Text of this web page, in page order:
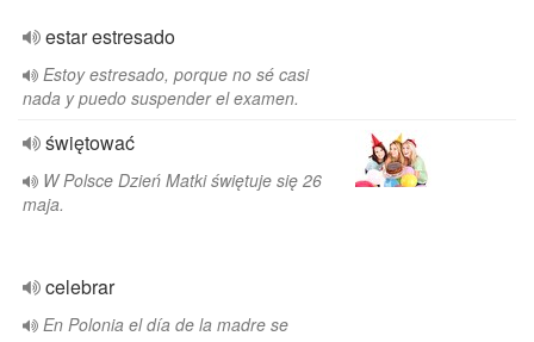
estar estresado
Estoy estresado, porque no sé casi
nada y puedo suspender el examen.
świętować
W Polsce Dzień Matki świętuje się 26
maja.
celebrar
En Polonia el día de la madre se